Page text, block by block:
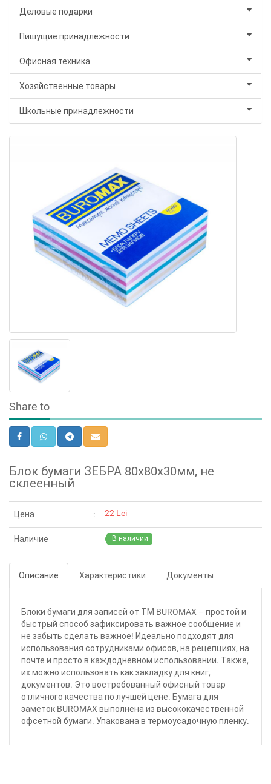
Деловые подарки
Пишущие принадлежности
Офисная техника
Хозяйственные товары
Школьные принадлежности
Share to
Блок бумаги ЗЕБРА 80х80х30мм, не
склеенный
Цена 22 Lei
Наличие В наличии
Описание Характеристики Документы
Блоки бумаги для записей от ТМ BUROMAX – простой и
быстрый способ зафиксировать важное сообщение и
не забыть сделать важное! Идеально подходят для
использования сотрудниками офисов, на рецепциях, на
почте и просто в каждодневном использовании. Также,
их можно использовать как закладку для книг,
документов. Это востребованный офисный товар
отличного качества по лучшей цене. Бумага для
заметок BUROMAX выполнена из высококачественной
офсетной бумаги. Упакована в термоусадочную пленку.